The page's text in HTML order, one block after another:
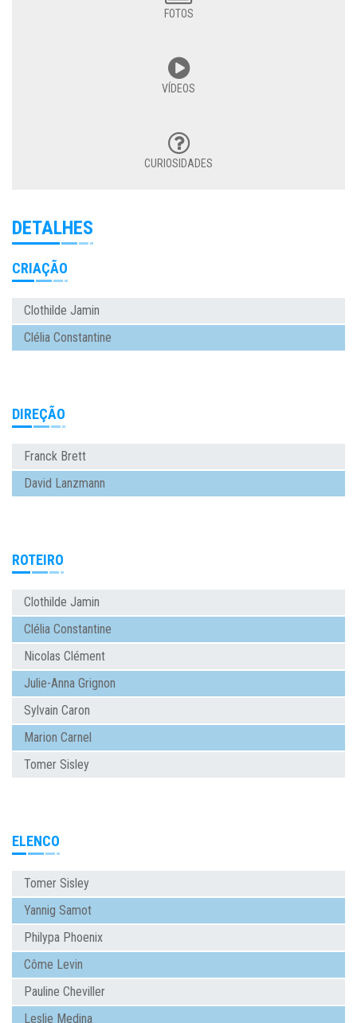
FOTOS
VÍDEOS
CURIOSIDADES
DETALHES
CRIAÇÃO
Clothilde Jamin
Clélia Constantine
DIREÇÃO
Franck Brett
David Lanzmann
ROTEIRO
Clothilde Jamin
Clélia Constantine
Nicolas Clément
Julie-Anna Grignon
Sylvain Caron
Marion Carnel
Tomer Sisley
ELENCO
Tomer Sisley
Yannig Samot
Philypa Phoenix
Côme Levin
Pauline Cheviller
Leslie Medina